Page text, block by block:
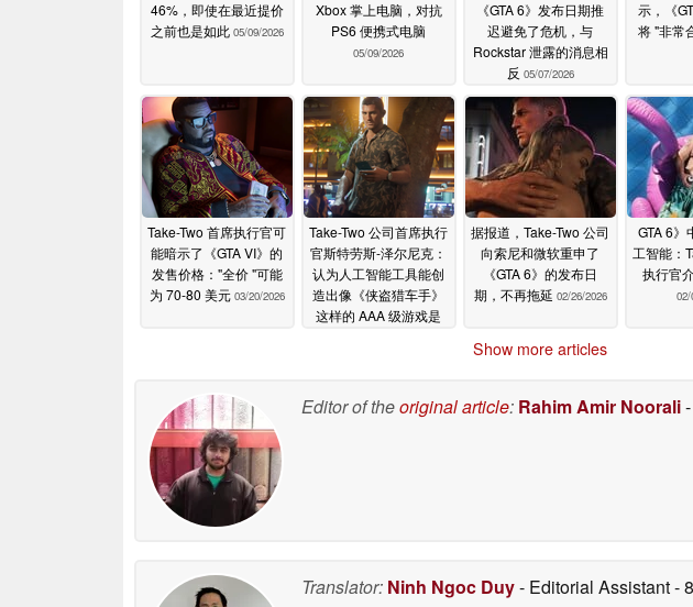
46%，即使在最近提价
之前也是如此 05/09/2026
Xbox 掌上电脑，对抗
PS6 便携式电脑
05/09/2026
《GTA 6》发布日期推
迟避免了危机，与
Rockstar 泄露的消息相
反 05/07/2026
示，《
将 "非常
Take-Two 首席执行官可
能暗示了《GTA VI》的
发售价格："全价 "可能
为 70-80 美元 03/20/2026
Take-Two 公司首席执行
官斯特劳斯-泽尔尼克：
认为人工智能工具能创
造出像《侠盗猎车手》
这样的 AAA 级游戏是
据报道，Take-Two 公司
向索尼和微软重申了
《GTA 6》的发布日
期，不再拖延 02/26/2026
GTA 6》
工智能：
执行官
02/
Show more articles
Editor of theoriginal article: Rahim Amir Noorali
Translator: Ninh Ngoc Duy- Editorial Assistant-